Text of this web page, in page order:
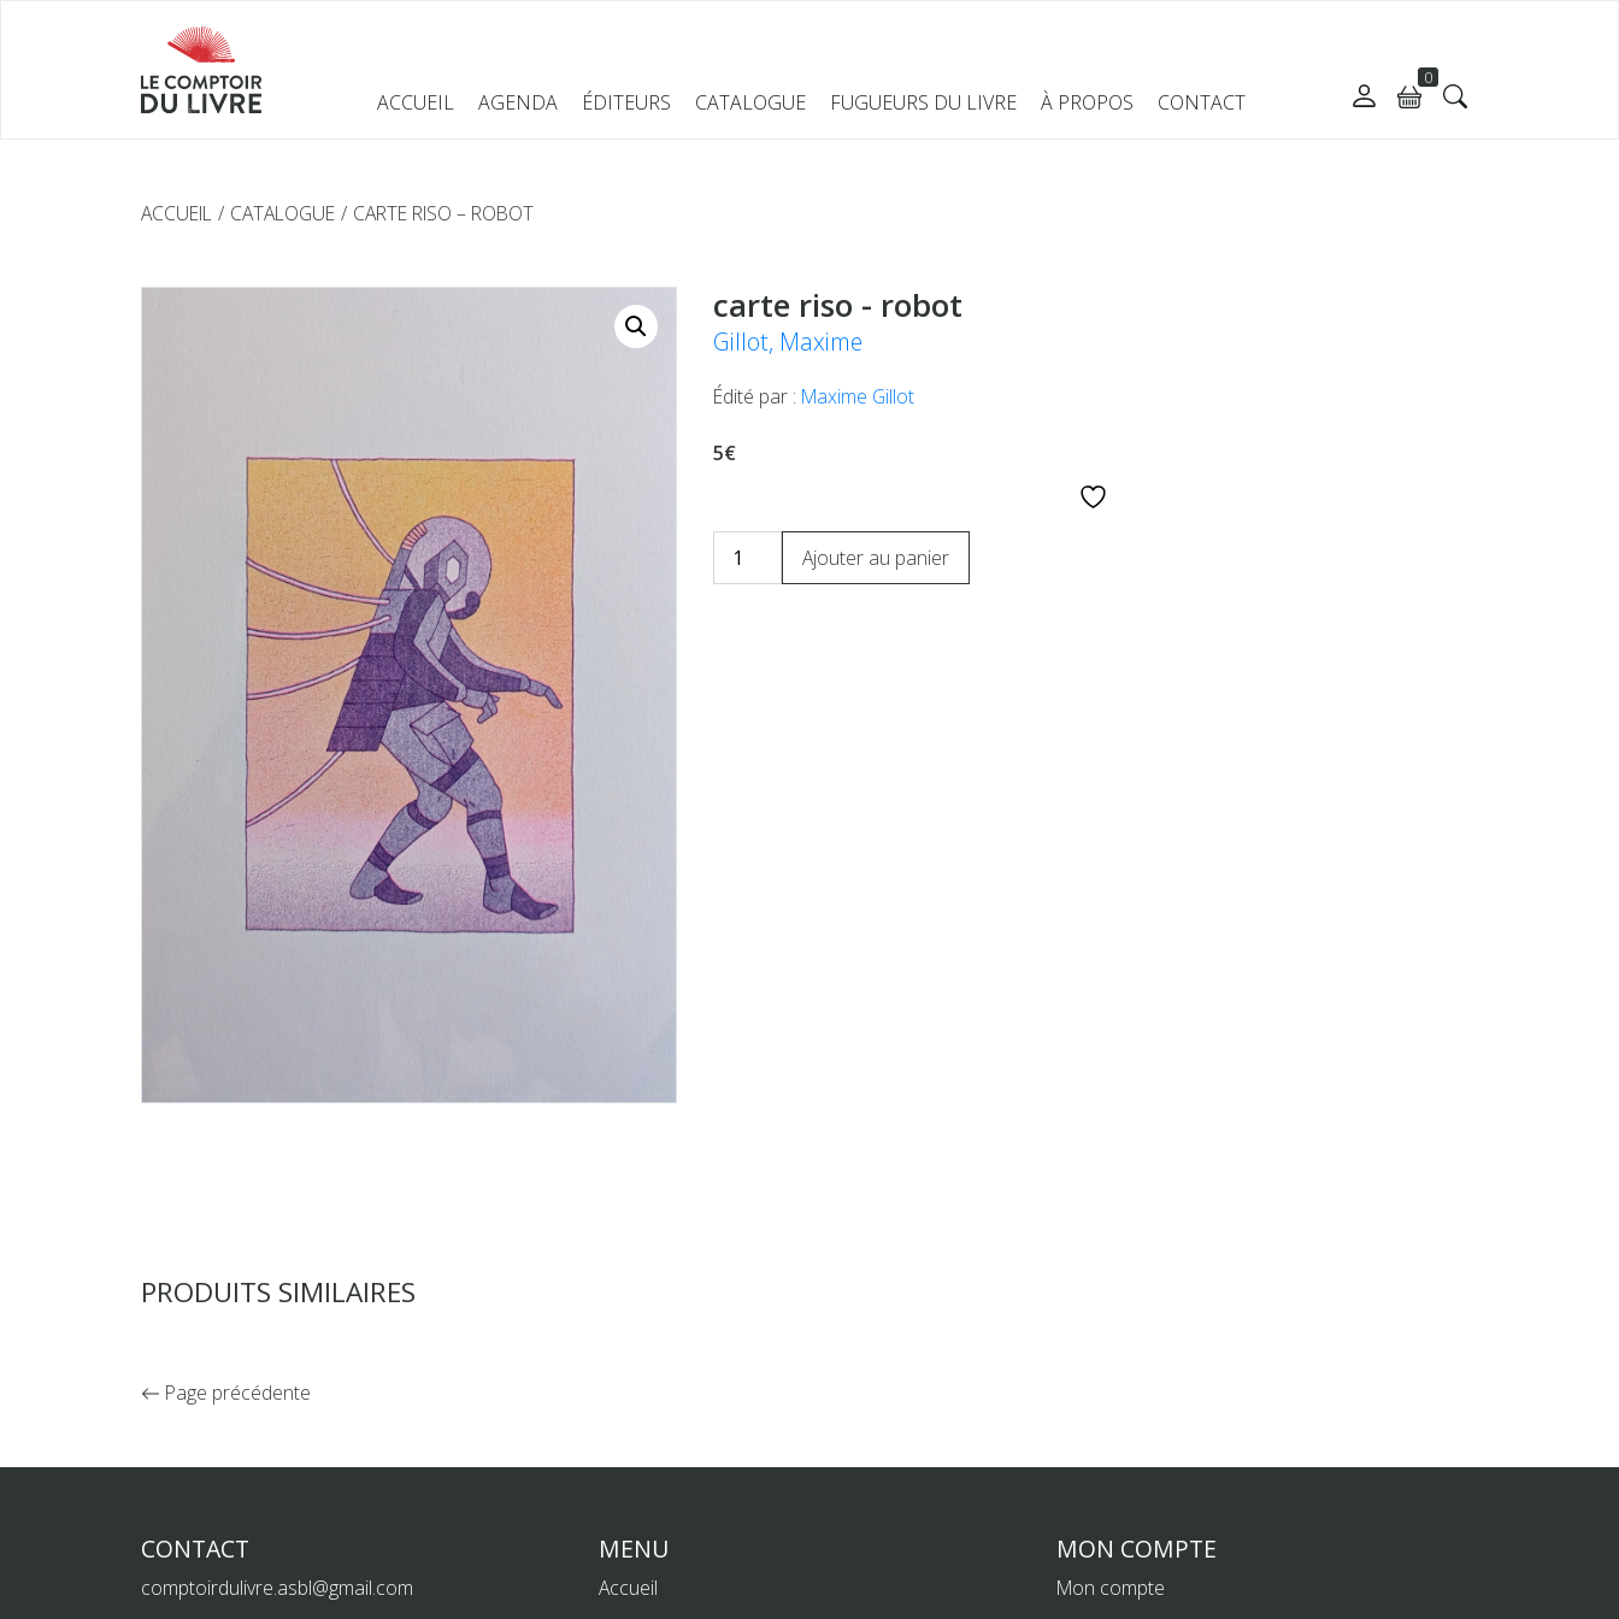
ACCUEIL AGENDA ÉDITEURS CATALOGUE FUGUEURS DU LIVRE À PROPOS CONTACT
0
ACCUEIL CATALOGUE CARTE RISO – ROBOT
carte riso - robot
Gillot, Maxime
Édité par : Maxime Gillot
5€
Ajouter au panier
PRODUITS SIMILAIRES
Page précédente
CONTACT
comptoirdulivre.asbl@gmail.com
MENU
Accueil
MON COMPTE
Mon compte